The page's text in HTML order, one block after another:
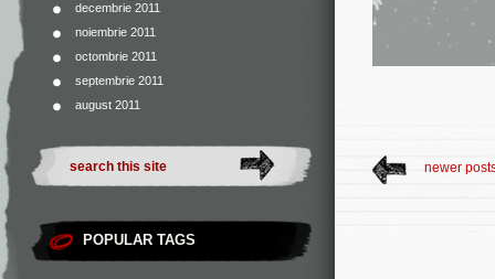
decembrie 2011
noiembrie 2011
octombrie 2011
septembrie 2011
august 2011
POPULAR TAGS
newer